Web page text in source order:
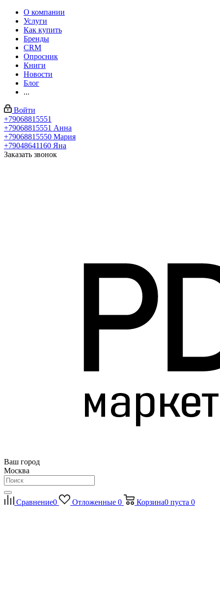
О компании
Услуги
Как купить
Бренды
CRM
Опросник
Книги
Новости
Блог
...
Войти
+79068815551
+79068815551 Анна
+79068815550 Мария
+79048641160 Яна
Заказать звонок
Ваш город
Москва
Сравнение0 Отложенные 0 Корзина0 пуста 0